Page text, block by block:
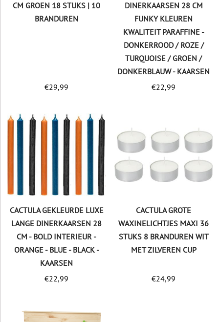
CM GROEN 18 STUKS | 10
BRANDUREN
€29,99
DINERKAARSEN 28 CM
FUNKY KLEUREN
KWALITEIT PARAFFINE -
DONKERROOD / ROZE /
TURQUOISE / GROEN /
DONKERBLAUW - KAARSEN
€22,99
CACTULA GEKLEURDE LUXE
LANGE DINERKAARSEN 28
CM - BOLD INTERIEUR -
ORANGE - BLUE - BLACK -
KAARSEN
€22,99
CACTULA GROTE
WAXINELICHTJES MAXI 36
STUKS 8 BRANDUREN WIT
MET ZILVEREN CUP
€24,99